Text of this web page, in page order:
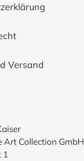
Versand
Art Collection GmbH
1